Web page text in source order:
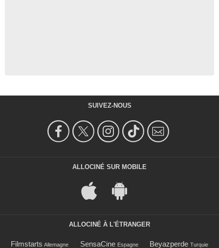
SUIVEZ-NOUS
ALLOCINÉ SUR MOBILE
ALLOCINÉ À L'ÉTRANGER
Filmstarts Allemagne SensaCine Espagne Beyazperde Turquie